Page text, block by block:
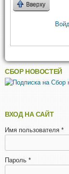
Вверху
СБОР НОВОСТЕЙ
ВХОД НА САЙТ
Имя пользователя *
Пароль *